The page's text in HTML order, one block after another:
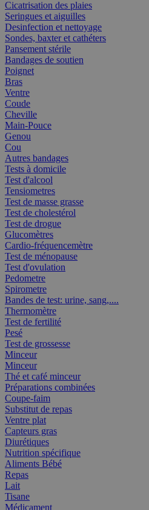
Cicatrisation des plaies
Seringues et aiguilles
Desinfection et nettoyage
Sondes, baxter et cathéters
Pansement stérile
Bandages de soutien
Poignet
Bras
Ventre
Coude
Cheville
Main-Pouce
Genou
Cou
Autres bandages
Tests à domicile
Test d'alcool
Tensiometres
Test de masse grasse
Test de cholestérol
Test de drogue
Glucomètres
Cardio-fréquencemètre
Test de ménopause
Test d'ovulation
Pedometre
Spirometre
Bandes de test: urine, sang,....
Thermomètre
Test de fertilité
Pesé
Test de grossesse
Minceur
Minceur
Thé et café minceur
Préparations combinées
Coupe-faim
Substitut de repas
Ventre plat
Capteurs gras
Diurétiques
Nutrition spécifique
Aliments Bébé
Repas
Lait
Tisane
Médicament